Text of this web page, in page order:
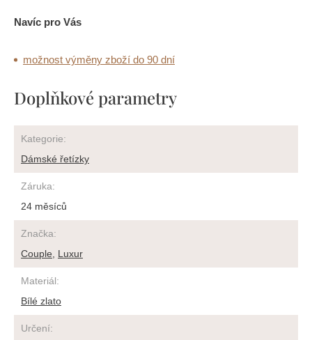
Navíc pro Vás
možnost výměny zboží do 90 dní
Doplňkové parametry
Kategorie:
Dámské řetízky
Záruka:
24 měsíců
Značka:
Couple
Luxur
Materiál:
Bílé zlato
Určení: